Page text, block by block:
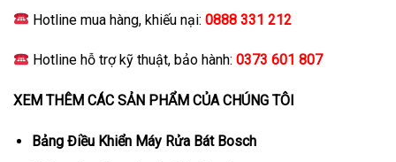
Hotline mua hàng, khiếu nại:0888 331 212
Hotline hỗ trợ kỹ thuật, bảo hành:0373 601 807
XEM THÊM CÁC SẢN PHẨM CỦA CHÚNG TÔI
Bảng Điều Khiển Máy Rửa Bát Bosch